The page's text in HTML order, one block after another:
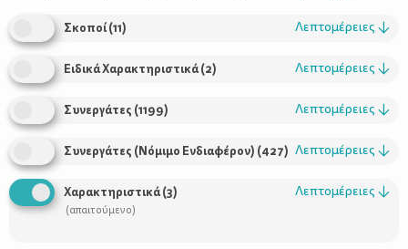
Χρήσιμοι Σύνδεσμοι
Τι είναι το ΔΕΛΤΑ moms
Σκοποί(11) Λεπτομέρειες ↓
Ειδικά Χαρακτηριστικά(2) Λεπτομέρειες ↓
Συνεργάτες (1199) Λεπτομέρειες ↓
Συνεργάτες (Νόμιμο Ενδιαφέρον) (427) Λεπτομέρειες ↓
Χαρακτηριστικά(3)
(απαιτούμενο)
Λεπτομέρειες ↓